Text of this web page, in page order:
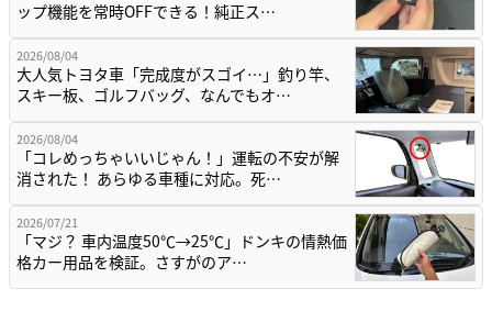
ップ機能を常時OFFできる！純正ス…
2026/08/04
大人気トヨタ車「完成度がスゴイ…」釣り竿、
スキー板、ゴルフバッグ、なんでもオ…
2026/08/04
「コレめっちゃいいじゃん！」運転の不安が解
消された！ あらゆる車種に対応。死…
2026/07/21
「マジ？ 車内温度50℃→25℃」ドンキの情熱価
格カー用品を検証。さすがのア…